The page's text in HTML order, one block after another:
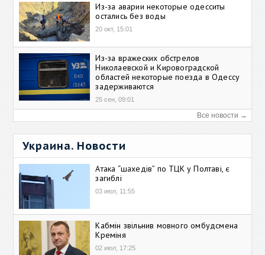
Из-за аварии некоторые одесситы
остались без воды
20 окт, 15:01
Из-за вражеских обстрелов
Николаевской и Кировоградской
областей некоторые поезда в Одессу
задерживаются
25 сен, 09:01
Все новости →
Украина. Новости
Атака “шахедів” по ТЦК у Полтаві, є
загиблі
03 июл, 11:55
Кабмін звільнив мовного омбудсмена
Креміня
02 июл, 17:25